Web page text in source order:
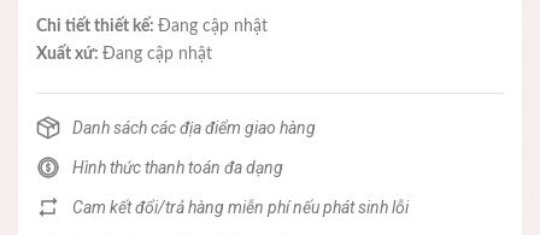
Chi tiết thiết kế: Đang cập nhật
Xuất xứ: Đang cập nhật
Danh sách các địa điểm giao hàng
Hình thức thanh toán đa dạng
Cam kết đổi/trả hàng miễn phí nếu phát sinh lỗi